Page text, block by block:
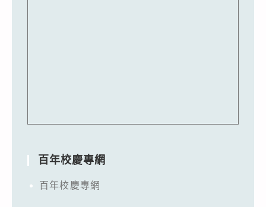
百年校慶專網
百年校慶專網